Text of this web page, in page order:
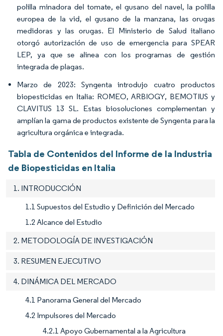
polilla minadora del tomate, el gusano del navel, la polilla
europea de la vid, el gusano de la manzana, las orugas
medidoras y las orugas. El Ministerio de Salud italiano
otorgó autorización de uso de emergencia para SPEAR
LEP, ya que se alinea con los programas de gestión
integrada de plagas.
Marzo de 2023: Syngenta introdujo cuatro productos
biopesticidas en Italia: ROMEO, ARBIOGY, BEMOTIUS y
CLAVITUS 13 SL. Estas biosoluciones complementan y
amplían la gama de productos existente de Syngenta para la
agricultura orgánica e integrada.
Tabla de Contenidos del Informe de la Industria
de Biopesticidas en Italia
1. INTRODUCCIÓN
1.1 Supuestos del Estudio y Definición del Mercado
1.2 Alcance del Estudio
2. METODOLOGÍA DE INVESTIGACIÓN
3. RESUMEN EJECUTIVO
4. DINÁMICA DEL MERCADO
4.1 Panorama General del Mercado
4.2 Impulsores del Mercado
4.2.1 Apoyo Gubernamental a la Agricultura